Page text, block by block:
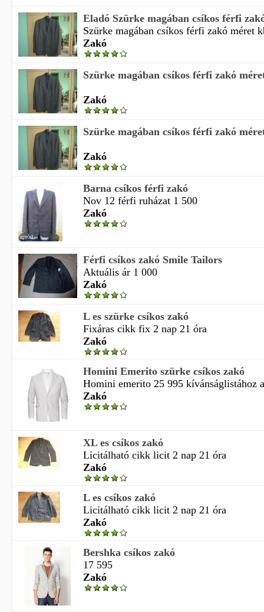
Eladó Szürke magában csíkos férfi
Szürke magában csíkos férfi zakó méret
Zakó
Szürke magában csíkos férfi zakó
Zakó
Szürke magában csíkos férfi zakó
Zakó
Barna csíkos férfi zakó
Nov 12 férfi ruházat 1 500
Zakó
Férfi csíkos zakó Smile Tailors
Aktuális ár 1 000
Zakó
L es szürke csíkos zakó
Fixáras cikk fix 2 nap 21 óra
Zakó
Homini Emerito szürke csíkos zakó
Homini emerito 25 995 kívánságlistához
Zakó
XL es csíkos zakó
Licitálható cikk licit 2 nap 21 óra
Zakó
L es csíkos zakó
Licitálható cikk licit 2 nap 21 óra
Zakó
Bershka csíkos zakó
17 595
Zakó